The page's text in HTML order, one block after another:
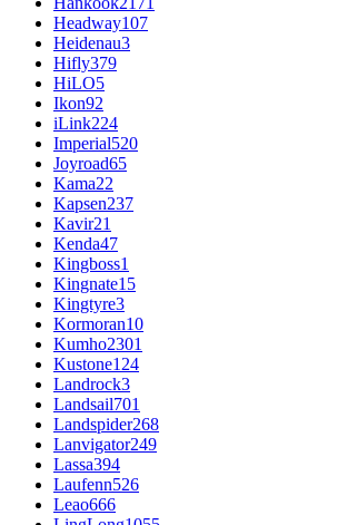
Headway107
Heidenau3
Hifly379
HiLO5
Ikon92
iLink224
Imperial520
Joyroad65
Kama22
Kapsen237
Kavir21
Kenda47
Kingboss1
Kingnate15
Kingtyre3
Kormoran10
Kumho2301
Kustone124
Landrock3
Landsail701
Landspider268
Lanvigator249
Lassa394
Laufenn526
Leao666